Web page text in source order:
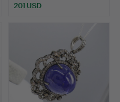
201 USD